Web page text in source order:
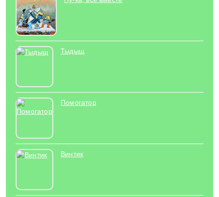
Тыдыщ
Помогатор
Винтик